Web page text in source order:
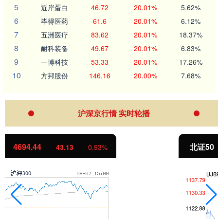
5 近岸蛋白 46.72 20.01% 5.62%
6 毕得医药 61.6 20.01% 6.12%
7 五洲医疗 83.62 20.01% 18.37%
8 耐科装备 49.67 20.01% 6.83%
9 一博科技 53.33 20.01% 17.26%
10 方邦股份 146.16 20.00% 7.68%
沪深京行情 实时轮播
北证50 1134.24